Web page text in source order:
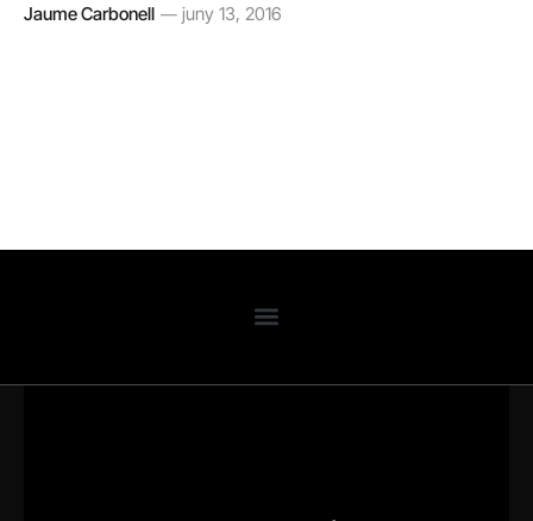
Jaume Carbonell juny 13, 2016